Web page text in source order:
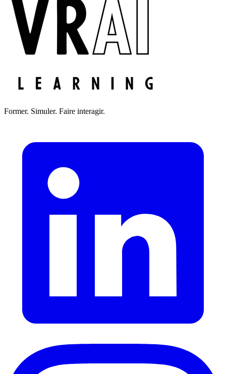
Former. Simuler. Faire interagir.